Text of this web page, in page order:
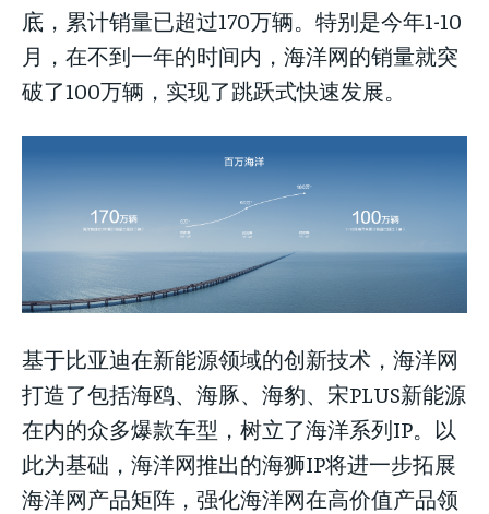
底，累计销量已超过170万辆。特别是今年1-10
月，在不到一年的时间内，海洋网的销量就突
破了100万辆，实现了跳跃式快速发展。
基于比亚迪在新能源领域的创新技术，海洋网
打造了包括海鸥、海豚、海豹、宋PLUS新能源
在内的众多爆款车型，树立了海洋系列IP。以
此为基础，海洋网推出的海狮IP将进一步拓展
海洋网产品矩阵，强化海洋网在高价值产品领